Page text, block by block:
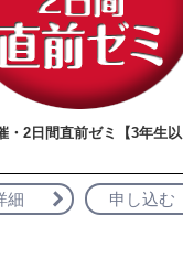
・2日間直前ゼミ【3年生以
細 申し込む